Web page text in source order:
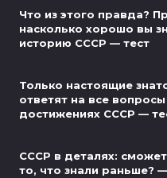
Что из этого правда?
насколько хорошо вы
историю СССР — тест
Только настоящие
ответят на все
достижениях СССР —
СССР в деталях:
то, что знали раньше?